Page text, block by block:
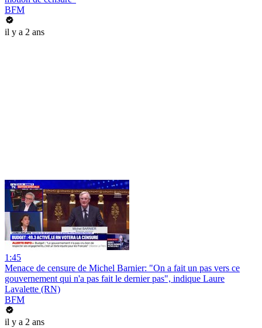
BFM
il y a 2 ans
1:45
Menace de censure de Michel Barnier: "On a fait un pas vers ce
gouvernement qui n'a pas fait le dernier pas", indique Laure
Lavalette (RN)
BFM
il y a 2 ans